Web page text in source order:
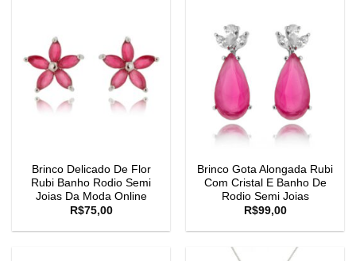
Brinco Delicado De Flor
Rubi Banho Rodio Semi
Joias Da Moda Online
R$75,00
Brinco Gota Alongada Rubi
Com Cristal E Banho De
Rodio Semi Joias
R$99,00